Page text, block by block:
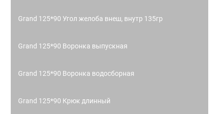
Grand 125*90 Угол желоба внеш, внутр 135гр
Grand 125*90 Воронка выпускная
Grand 125*90 Воронка водосборная
Grand 125*90 Крюк длинный